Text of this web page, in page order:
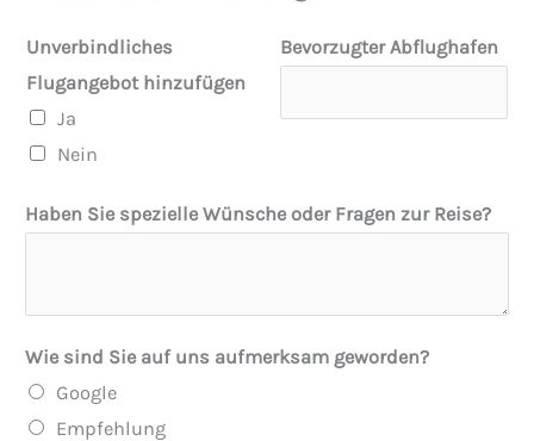
Unverbindliches
Flugangebot hinzufügen
Ja
Nein
Bevorzugter Abflughafen
Haben Sie spezielle Wünsche oder Fragen zur Reise?
o
n
Wie sind Sie auf uns aufmerksam geworden?
Google
Empfehlung